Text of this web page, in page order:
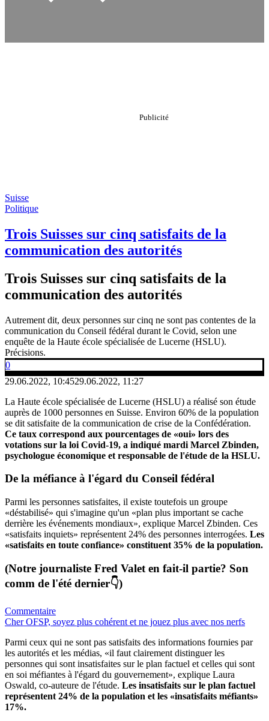
Suisse
Politique
Trois Suisses sur cinq satisfaits de la
communication des autorités
Trois Suisses sur cinq satisfaits de la
communication des autorités
Autrement dit, deux personnes sur cinq ne sont pas contentes de la
communication du Conseil fédéral durant le Covid, selon une
enquête de la Haute école spécialisée de Lucerne (HSLU).
Précisions.
0
29.06.2022, 10:4529.06.2022, 11:27
La Haute école spécialisée de Lucerne (HSLU) a réalisé son étude
auprès de 1000 personnes en Suisse. Environ 60% de la population
se dit satisfaite de la communication de crise de la Confédération.
Ce taux correspond aux pourcentages de «oui» lors des
votations sur la loi Covid-19, a indiqué mardi Marcel Zbinden,
psychologue économique et responsable de l'étude de la HSLU.
De la méfiance à l'égard du Conseil fédéral
Parmi les personnes satisfaites, il existe toutefois un groupe
«déstabilisé» qui s'imagine qu'un «plan plus important se cache
derrière les événements mondiaux», explique Marcel Zbinden. Ces
«satisfaits inquiets» représentent 24% des personnes interrogées. Les
«satisfaits en toute confiance» constituent 35% de la population.
(Notre journaliste Fred Valet en fait-il partie? Son
comm de l'été dernier👇)
Commentaire
Cher OFSP, soyez plus cohérent et ne jouez plus avec nos nerfs
Parmi ceux qui ne sont pas satisfaits des informations fournies par
les autorités et les médias, «il faut clairement distinguer les
personnes qui sont insatisfaites sur le plan factuel et celles qui sont
en soi méfiantes à l'égard du gouvernement», explique Laura
Oswald, co-auteure de l'étude. Les insatisfaits sur le plan factuel
représentent 24% de la population et les «insatisfaits méfiants»
17%.